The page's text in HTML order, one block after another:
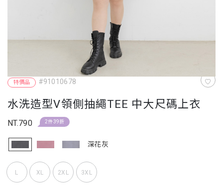
特價品 #91010678
水洗造型V領側抽繩TEE 中大尺碼上衣
NT.790 2件39折
深花灰
L XL 2XL 3XL